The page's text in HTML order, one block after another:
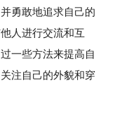
勇敢地追求自己的
人进行交流和互
一些方法来提高自
注自己的外貌和穿